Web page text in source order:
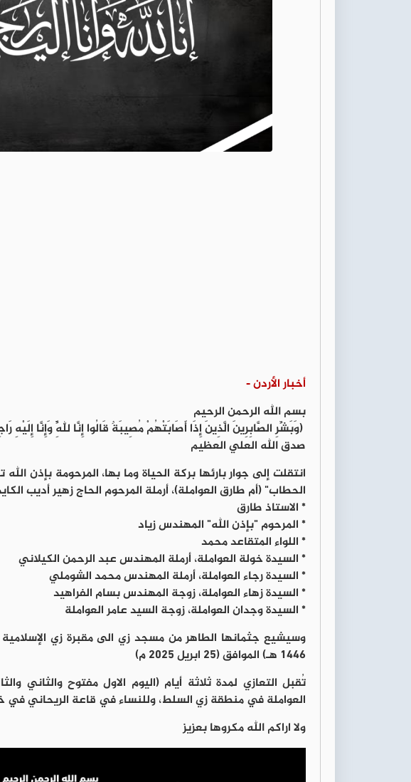
أخبار الأردن -
بسم الله الرحمن الرحيم
(وَبَشِّرِ الصَّابِرِينَ الَّذِينَ إِذَا أَصَابَتْهُمْ مُصِيبَةٌ قَالُوا إِنَّا لِلَّهِ وَإِنَّا إِلَيْهِ
صدق الله العلي العظيم
انتقلت إلى جوار بارئها بركة الحياة وما بها، المرحومة بإذن
الحطاب" (أم طارق العواملة)، أرملة المرحوم الحاج زهير أديب
* الاستاذ طارق
* المرحوم "بإذن الله" المهندس زياد
* اللواء المتقاعد محمد
* السيدة خولة العواملة، أرملة المهندس عبد الرحمن الكيلاني
* السيدة رجاء العواملة، أرملة المهندس محمد الشوملي
* السيدة زهاء العواملة، زوجة المهندس بسام الفراهيد
* السيدة وجدان العواملة، زوجة السيد عامر العواملة
١٤٤٦ هـ) الموافق (٢٥ ابريل ٢٠٢٥ م)
تُقبل التعازي لمدة ثلاثة أيام (اليوم الاول مفتوح والثاني
العواملة في منطقة زي السلط، وللنساء في قاعة الريحاني في
ولا اراكم الله مكروها بعزيز